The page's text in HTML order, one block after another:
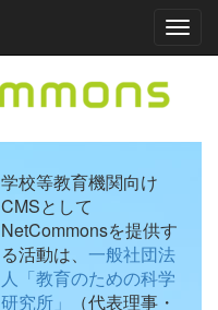
学校等教育機関向け
CMSとして
NetCommonsを提供す
る活動は、 一般社団法
人「教育のための科学
研究所」
（代表理事・